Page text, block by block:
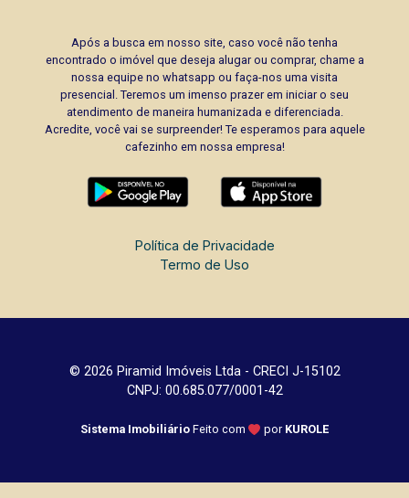
Após a busca em nosso site, caso você não tenha
encontrado o imóvel que deseja alugar ou comprar, chame a
nossa equipe no whatsapp ou faça-nos uma visita
presencial. Teremos um imenso prazer em iniciar o seu
atendimento de maneira humanizada e diferenciada.
Acredite, você vai se surpreender! Te esperamos para aquele
cafezinho em nossa empresa!
Política de Privacidade
Termo de Uso
© 2026 Piramid Imóveis Ltda - CRECI J-15102
CNPJ: 00.685.077/0001-42
Sistema Imobiliário Feito com por KUROLE